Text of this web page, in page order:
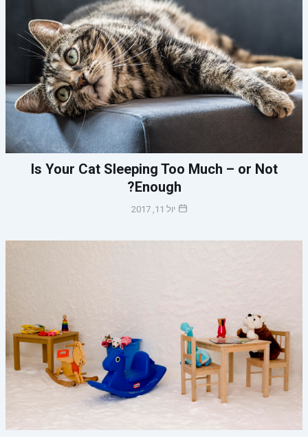
Is Your Cat Sleeping Too Much – or Not
Enough?
יול 11, 2017